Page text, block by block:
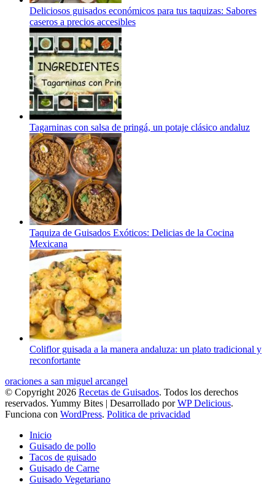
Deliciosos guisados económicos para tus taquizas: Sabores
caseros a precios accesibles
Tagarninas con salsa de pringá, un potaje clásico andaluz
Taquiza de Guisados Exóticos: Delicias de la Cocina
Mexicana
Coliflor guisada a la manera andaluza: un plato tradicional y
reconfortante
oraciones a san miguel arcangel
© Copyright 2026 Recetas de Guisados. Todos los derechos
reservados. Yummy Bites | Desarrollado porWP Delicious.
Funciona con WordPress. Politica de privacidad
Inicio
Guisado de pollo
Tacos de guisado
Guisado de Carne
Guisado Vegetariano